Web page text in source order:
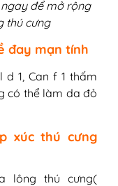
để mở rộng
thú cưng
đay mạn tính
1, Can f 1 thấm
có thể làm da đỏ
xúc thú cưng
lông thú cưng(